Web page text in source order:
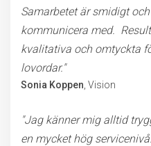
Samarbetet är smidigt
kommunicera med.
kvalitativa och omtyckta
lovordar."
Sonia Koppen , Vision
"Jag känner mig alltid
en mycket hög